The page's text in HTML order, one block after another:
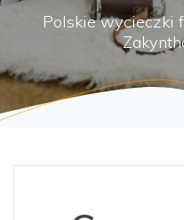
Polskie wycieczki